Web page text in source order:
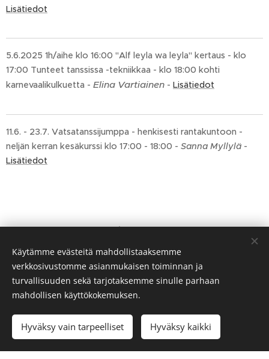
Lisätiedot
5.6.2025 1h/aihe klo 16:00 "Alf leyla wa leyla" kertaus - klo
17:00 Tunteet tanssissa -tekniikkaa - klo 18:00 kohti
karnevaalikulkuetta - Elina Vartiainen - Lisätiedot
11.6. - 23.7. Vatsatanssijumppa - henkisesti rantakuntoon -
neljän kerran kesäkurssi klo 17:00 - 18:00 - Sanna Myllylä -
Lisätiedot
Mikäli haluat viikkotuntisi/tiiviskurssisi tälle sivulle, ota
Webnodella
Luo kotisivut ilmaiseksi! Aloita
Käytämme evästeitä mahdollistaaksemme
verkkosivustomme asianmukaisen toiminnan ja
turvallisuuden sekä tarjotaksemme sinulle parhaan
mahdollisen käyttökokemuksen.
Hyväksy vain tarpeelliset Hyväksy kaikki